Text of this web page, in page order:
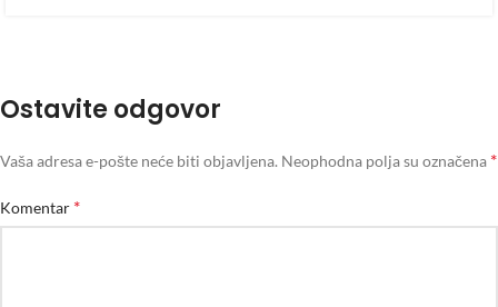
Ostavite odgovor
Vaša adresa e-pošte neće biti objavljena. Neophodna polja su označena *
Komentar *